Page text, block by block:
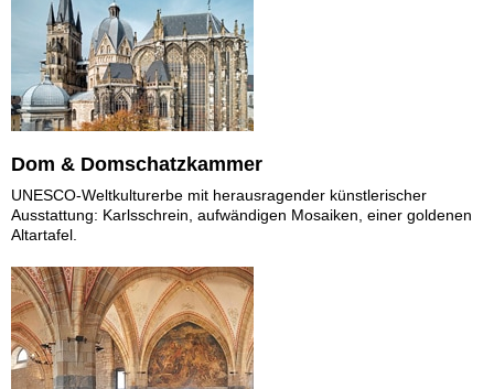
Dom & Domschatzkammer
UNESCO-Weltkulturerbe mit herausragender künstlerischer
Ausstattung: Karlsschrein, aufwändigen Mosaiken, einer goldenen
Altartafel.